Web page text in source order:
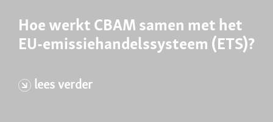
Hoe werkt CBAM samen met het
EU-emissiehandelssysteem (ETS)?
lees verder